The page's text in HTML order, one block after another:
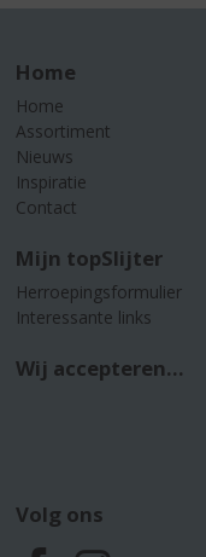
Home
Home
Assortiment
Nieuws
Inspiratie
Contact
Mijn topSlijter
Herroepingsformulier
Interessante links
Wij accepteren...
Volg ons